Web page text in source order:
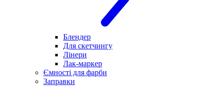
Блендер
Для скетчингу
Лінери
Лак-маркер
Ємності для фарби
Заправки